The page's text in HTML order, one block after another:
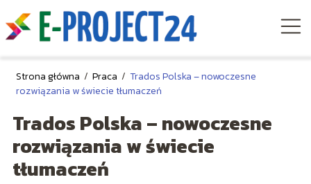
Strona główna / Praca / Trados Polska – nowoczesne
rozwiązania w świecie tłumaczeń
Trados Polska – nowoczesne
rozwiązania w świecie
tłumaczeń